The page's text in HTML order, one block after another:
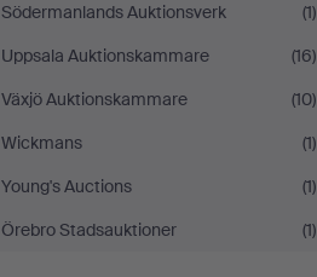
Södermanlands Auktionsverk
(1)
Uppsala Auktionskammare
(16)
Växjö Auktionskammare
(10)
Wickmans
(1)
Young's Auctions
(1)
Örebro Stadsauktioner
(1)